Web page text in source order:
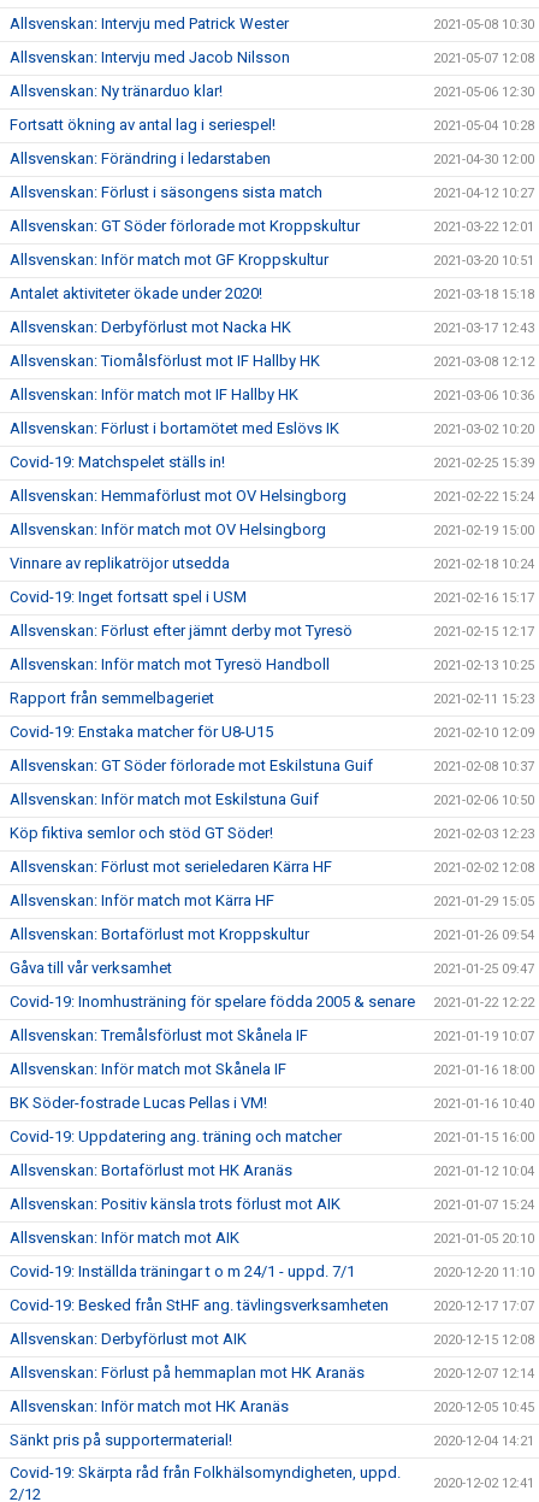
Allsvenskan: Intervju med Patrick Wester 2021-05-08 10:30
Allsvenskan: Intervju med Jacob Nilsson 2021-05-07 12:08
Allsvenskan: Ny tränarduo klar! 2021-05-06 12:30
Fortsatt ökning av antal lag i seriespel! 2021-05-04 10:28
Allsvenskan: Förändring i ledarstaben 2021-04-30 12:00
Allsvenskan: Förlust i säsongens sista match 2021-04-12 10:27
Allsvenskan: GT Söder förlorade mot Kroppskultur 2021-03-22 12:01
Allsvenskan: Inför match mot GF Kroppskultur 2021-03-20 10:51
Antalet aktiviteter ökade under 2020! 2021-03-18 15:18
Allsvenskan: Derbyförlust mot Nacka HK 2021-03-17 12:43
Allsvenskan: Tiomålsförlust mot IF Hallby HK 2021-03-08 12:12
Allsvenskan: Inför match mot IF Hallby HK 2021-03-06 10:36
Allsvenskan: Förlust i bortamötet med Eslövs IK 2021-03-02 10:20
Covid-19: Matchspelet ställs in! 2021-02-25 15:39
Allsvenskan: Hemmaförlust mot OV Helsingborg 2021-02-22 15:24
Allsvenskan: Inför match mot OV Helsingborg 2021-02-19 15:00
Vinnare av replikatröjor utsedda 2021-02-18 10:24
Covid-19: Inget fortsatt spel i USM 2021-02-16 15:17
Allsvenskan: Förlust efter jämnt derby mot Tyresö 2021-02-15 12:17
Allsvenskan: Inför match mot Tyresö Handboll 2021-02-13 10:25
Rapport från semmelbageriet 2021-02-11 15:23
Covid-19: Enstaka matcher för U8-U15 2021-02-10 12:09
Allsvenskan: GT Söder förlorade mot Eskilstuna Guif 2021-02-08 10:37
Allsvenskan: Inför match mot Eskilstuna Guif 2021-02-06 10:50
Köp fiktiva semlor och stöd GT Söder! 2021-02-03 12:23
Allsvenskan: Förlust mot serieledaren Kärra HF 2021-02-02 12:08
Allsvenskan: Inför match mot Kärra HF 2021-01-29 15:05
Allsvenskan: Bortaförlust mot Kroppskultur 2021-01-26 09:54
Gåva till vår verksamhet 2021-01-25 09:47
Covid-19: Inomhusträning för spelare födda 2005 & senare 2021-01-22 12:22
Allsvenskan: Tremålsförlust mot Skånela IF 2021-01-19 10:07
Allsvenskan: Inför match mot Skånela IF 2021-01-16 18:00
BK Söder-fostrade Lucas Pellas i VM! 2021-01-16 10:40
Covid-19: Uppdatering ang. träning och matcher 2021-01-15 16:00
Allsvenskan: Bortaförlust mot HK Aranäs 2021-01-12 10:04
Allsvenskan: Positiv känsla trots förlust mot AIK 2021-01-07 15:24
Allsvenskan: Inför match mot AIK 2021-01-05 20:10
Covid-19: Inställda träningar t o m 24/1 - uppd. 7/1 2020-12-20 11:10
Covid-19: Besked från StHF ang. tävlingsverksamheten 2020-12-17 17:07
Allsvenskan: Derbyförlust mot AIK 2020-12-15 12:08
Allsvenskan: Förlust på hemmaplan mot HK Aranäs 2020-12-07 12:14
Allsvenskan: Inför match mot HK Aranäs 2020-12-05 10:45
Sänkt pris på supportermaterial! 2020-12-04 14:21
Covid-19: Skärpta råd från Folkhälsomyndigheten, uppd.
2/12
2020-12-02 12:41